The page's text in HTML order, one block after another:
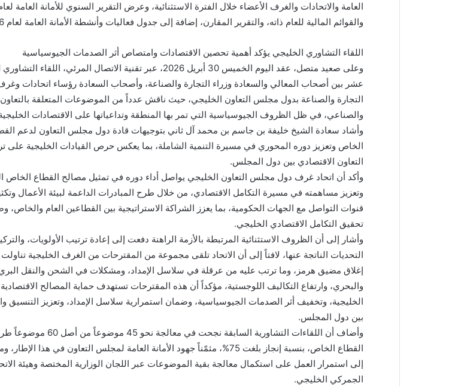
والقوائم المالية للعام ذاته، والتقرير المقارن، إضافة إلى جدول فعاليات وأنشطة الأمانة العامة لعام 2026.
اللقاء التشاوري الخليجي يؤكد أهمية تحصين الاقتصادات وامتصاص أثر الصدمات الجيوسياسية
وعلى صعيد متصل، عقد اليوم الخميس 30 أبريل 2026، عبر تقنية الاتصال المرئي، اللقاء
عشر بين أصحاب المعالي والسعادة وزراء التجارة والصناعة، وأصحاب السعادة رؤساء اتحادات
التجارة والصناعة بدول مجلس التعاون الخليجي، حيث ناقش عدداً من الموضوعات المتعلقة
والصناعي، في ظل الظروف الجيوسياسية التي تمر بها المنطقة وتداعياتها على الاقتصادات
وأشاد سعادة الشيخ خليفة بن جاسم بن محمد آل ثاني بتوجيهات قادة دول مجلس التعاون لدعم
الخاص وتعزيز دوره المحوري في مسيرة التنمية الشاملة، بما يعكس حرص القيادات الخليجية على
التعاون الاقتصادي بين دول المجلس.
وأكد أن اتحاد غرف دول مجلس التعاون الخليجي يواصل أداء دوره في تمثيل مصالح القطاع الخاص
وتعزيز مساهمته في مسيرة التكامل الاقتصادي، من خلال طرح المبادرات الداعمة لبيئة الأعمال
قنوات التواصل مع الجهات الحكومية، بما يعزز الشراكة الاستراتيجية بين القطاعين العام والخاص،
تحقيق التكامل الاقتصادي الخليجي.
وأشار إلى أن الظروف الاستثنائية المرتبطة بالأزمة الراهنة دفعت إلى إعادة ترتيب الأولويات،
التحديات الناتجة عنها، لافتاً إلى أن الاتحاد تلقى مجموعة من المقترحات من الغرف الخليجية
إغلاق مضيق هرمز، وما ترتب عليه من عرقلة في سلاسل الإمداد، ومشكلات في الشحن والنقل
والبحري، وارتفاع التكاليف اللوجستية، مؤكداً أن هذه المقترحات تستهدف حماية المصالح الاقتصادية
الخليجية، وتخفيف أثر الصدمات الجيوسياسية، وضمان استمرارية سلاسل الإمداد، وتعزيز التنسيق
بين دول المجلس.
وأضاف أن اللقاءات التشاورية السابقة نجحت في معالجة نحو 45 موضوعاً
القطاع الخاص، بنسبة إنجاز بلغت 75%، مثمّناً جهود الأمانة العامة لمجلس التعاون في هذا
إلى استمرار العمل على استكمال معالجة بقية الموضوعات عبر اللجان الوزارية المختصة وهيئة
الجمركي الخليجي.